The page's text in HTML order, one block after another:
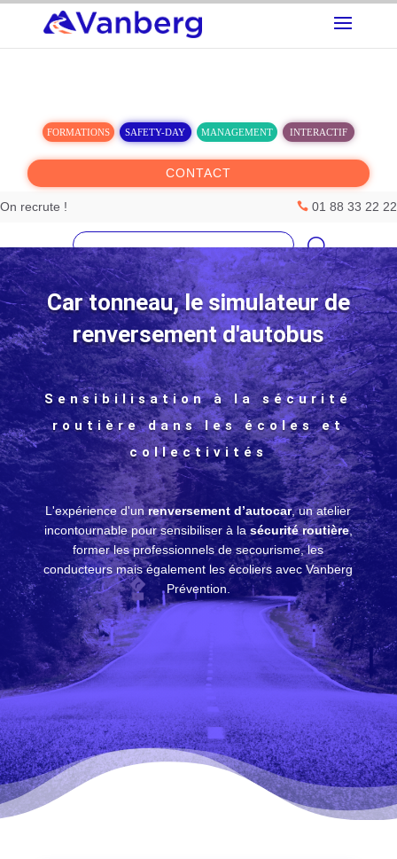
FORMATIONS SAFETY-DAY MANAGEMENT INTERACTIF
Accueil
Nos solutions
Nos meilleurs ateliers
La société Vanberg
CONTACT
On recrute !  01 88 33 22 22
Rechercher :
Car tonneau, le simulateur de
renversement d'autobus
Sensibilisation à la sécurité
routière dans les écoles et
collectivités
L'expérience d'unrenversement d’autocar, un atelier
incontournable pour sensibiliser à la sécurité routière,
former les professionnels de secourisme, les
conducteurs mais également les écoliers avec Vanberg
Prévention.